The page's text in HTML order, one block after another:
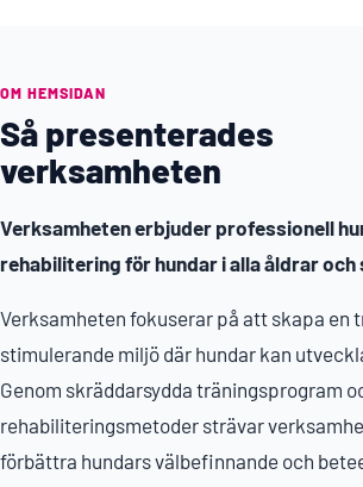
OM HEMSIDAN
Så presenterades
verksamheten
Verksamheten erbjuder professionell
rehabilitering för hundar i alla åldrar
Verksamheten fokuserar på att skapa en
stimulerande miljö där hundar kan
Genom skräddarsydda träningsprogram
rehabiliteringsmetoder strävar
förbättra hundars välbefinnande och